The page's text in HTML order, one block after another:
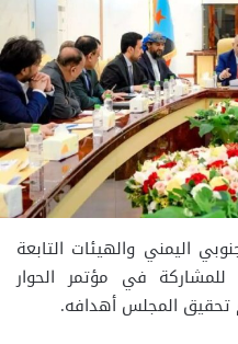
اليمني والهيئات التابعة
في مؤتمر الحوار
تحقيق المجلس أهدافه.